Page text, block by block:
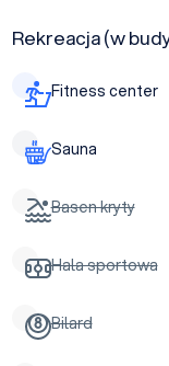
Rekreacja (w
Fitness center
Sauna
Basen kryty
Hala sportowa
Bilard